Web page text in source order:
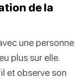
de la
une personne
plus sur elle.
et observe son